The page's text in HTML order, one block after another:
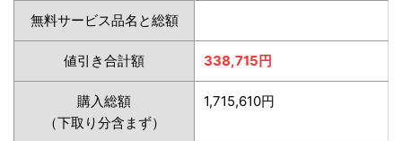
無料サービス品名と総額
値引き合計額 338,715円
購入総額
（下取り分含まず）
1,715,610円